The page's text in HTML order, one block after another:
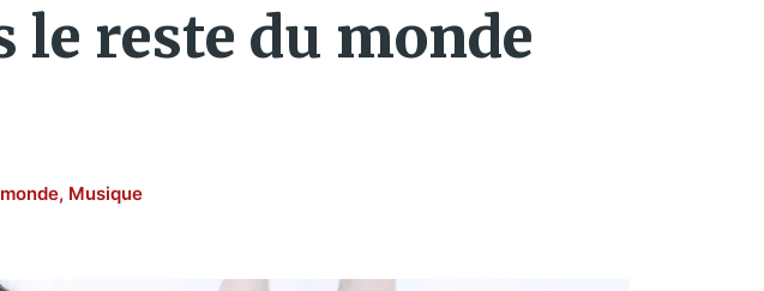
le reste du monde
, Musique